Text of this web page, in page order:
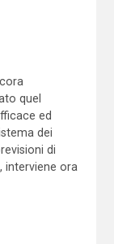
quel
ed
dei
di
interviene ora